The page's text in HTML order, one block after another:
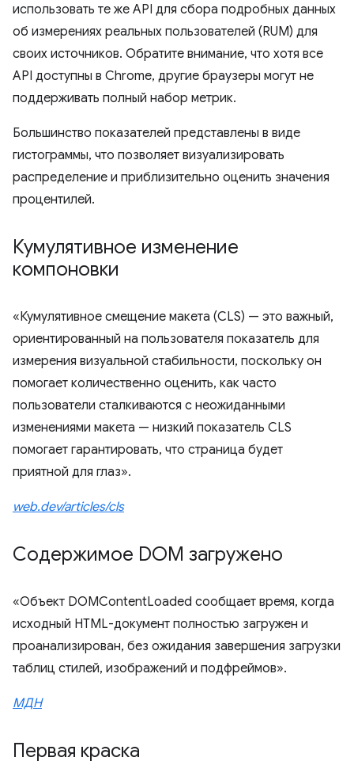
использовать те же API для сбора подробных данных
об измерениях реальных пользователей (RUM) для
своих источников. Обратите внимание, что хотя все
API доступны в Chrome, другие браузеры могут не
поддерживать полный набор метрик.
Большинство показателей представлены в виде
гистограммы, что позволяет визуализировать
распределение и приблизительно оценить значения
процентилей.
Кумулятивное изменение
компоновки
«Кумулятивное смещение макета (CLS) — это важный,
ориентированный на пользователя показатель для
измерения визуальной стабильности, поскольку он
помогает количественно оценить, как часто
пользователи сталкиваются с неожиданными
изменениями макета — низкий показатель CLS
помогает гарантировать, что страница будет
приятной для глаз».
web.dev/articles/cls
Содержимое DOM загружено
«Объект DOMContentLoaded сообщает время, когда
исходный HTML-документ полностью загружен и
проанализирован, без ожидания завершения загрузки
таблиц стилей, изображений и подфреймов».
МДН
Первая краска